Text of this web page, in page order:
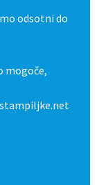
odsotni do
mogoče,